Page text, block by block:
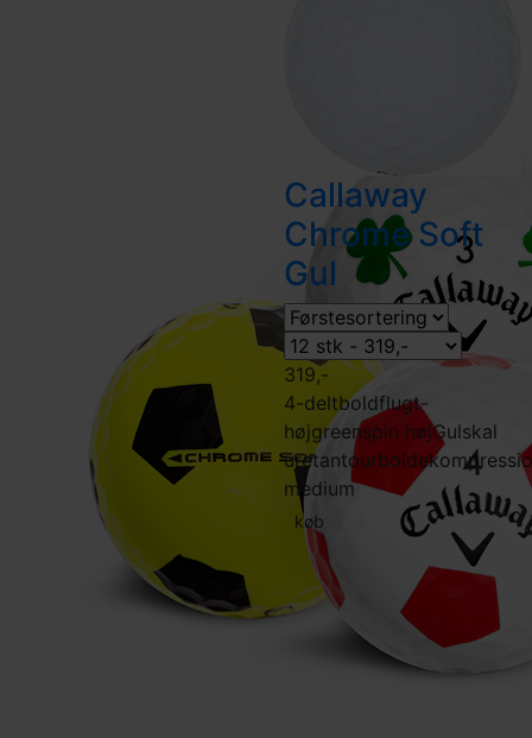
Callaway
Chrome Soft
Gul
319,-
4-deltboldflugt-
højgreenspin højGulskal
uretantourbolde
medium
køb